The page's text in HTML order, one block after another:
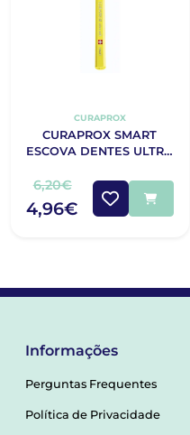
CURAPROX
CURAPROX SMART
ESCOVA DENTES ULTRA
6,20€
4,96€
Informações
Perguntas Frequentes
Política de Privacidade